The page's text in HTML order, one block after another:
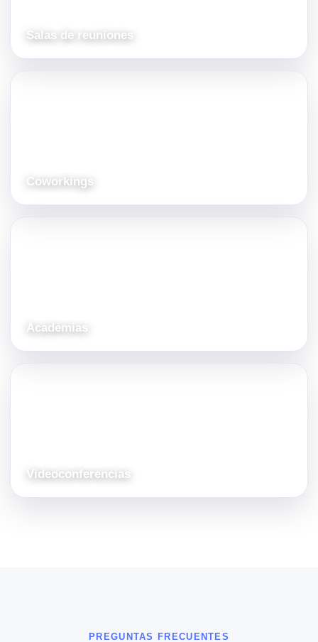
Salas de reuniones
Coworkings
Academias
Videoconferencias
PREGUNTAS FRECUENTES